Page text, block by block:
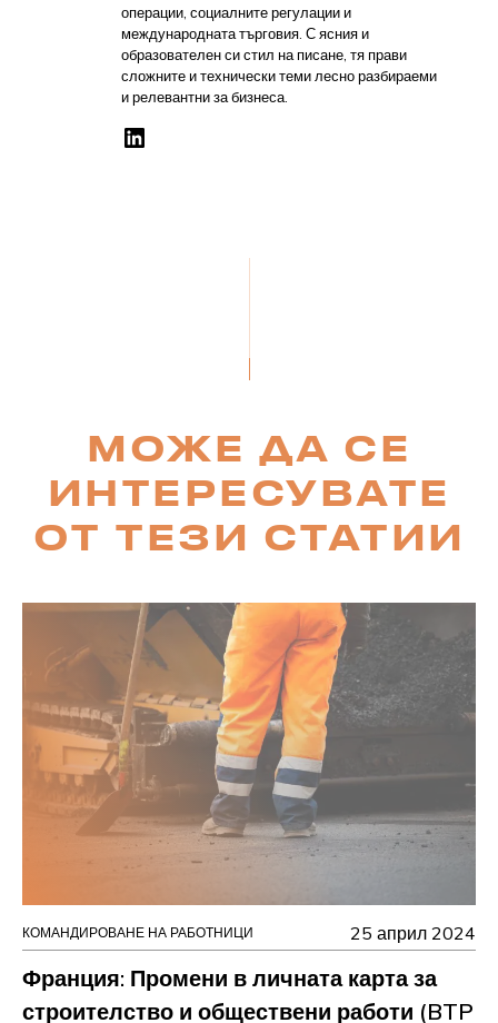
операции, социалните регулации и
международната търговия. С ясния и
образователен си стил на писане, тя прави
сложните и технически теми лесно разбираеми
и релевантни за бизнеса.
МОЖЕ ДА СЕ
ИНТЕРЕСУВАТЕ
ОТ ТЕЗИ СТАТИИ
КОМАНДИРОВАНЕ НА РАБОТНИЦИ 25 април 2024
Франция: Промени в личната карта за
строителство и обществени работи (BTP